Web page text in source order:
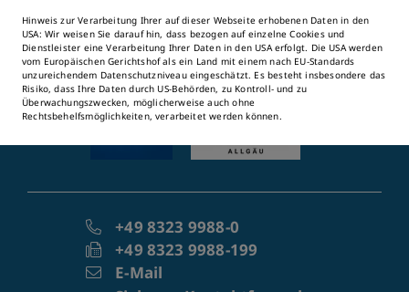
Marienplatz 3-4
87509 Immenstadt i. Allgäu
+49 8323 9988-0
+49 8323 9988-199
E-Mail
Hinweis zur Verarbeitung Ihrer auf dieser Webseite erhobenen Daten in den
USA: Wir weisen Sie darauf hin, dass bezogen auf einzelne Cookies und
Dienstleister eine Verarbeitung Ihrer Daten in den USA erfolgt. Die USA werden
vom Europäischen Gerichtshof als ein Land mit einem nach EU-Standards
unzureichendem Datenschutzniveau eingeschätzt. Es besteht insbesondere das
Risiko, dass Ihre Daten durch US-Behörden, zu Kontroll- und zu
Überwachungszwecken, möglicherweise auch ohne
Rechtsbehelfsmöglichkeiten, verarbeitet werden können.